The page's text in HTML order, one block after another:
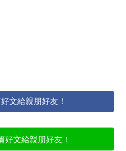
文給親朋好友！
好文給親朋好友！